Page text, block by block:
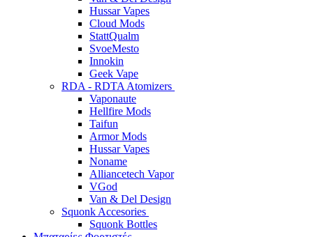
Hussar Vapes
Cloud Mods
StattQualm
SvoeMesto
Innokin
Geek Vape
RDA - RDTA Atomizers
Vaponaute
Hellfire Mods
Taifun
Armor Mods
Hussar Vapes
Noname
Alliancetech Vapor
VGod
Van & Del Design
Squonk Accesories
Squonk Bottles